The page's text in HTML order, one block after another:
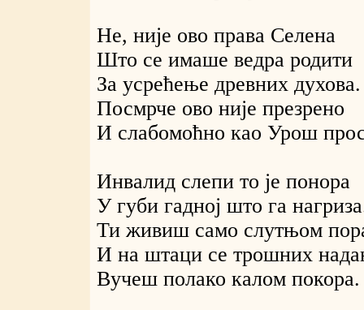
Не, није ово права Селена
Што се имаше ведра родити
За усрећење древних духова.
Посмрче ово није презрено
И слабомоћно као Урош
Инвалид слепи то је понора
У губи гадној што га
Ти живиш само слутњом
И на штаци се трошних
Вучеш полако калом покора.